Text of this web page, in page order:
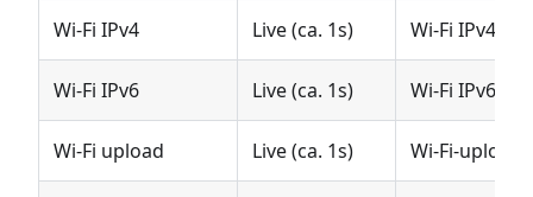
Wi-Fi IPv4 Live (ca. 1s) Wi-Fi IPv4-
Wi-Fi IPv6 Live (ca. 1s) Wi-Fi IPv6-
Wi-Fi upload Live (ca. 1s) Wi-Fi-